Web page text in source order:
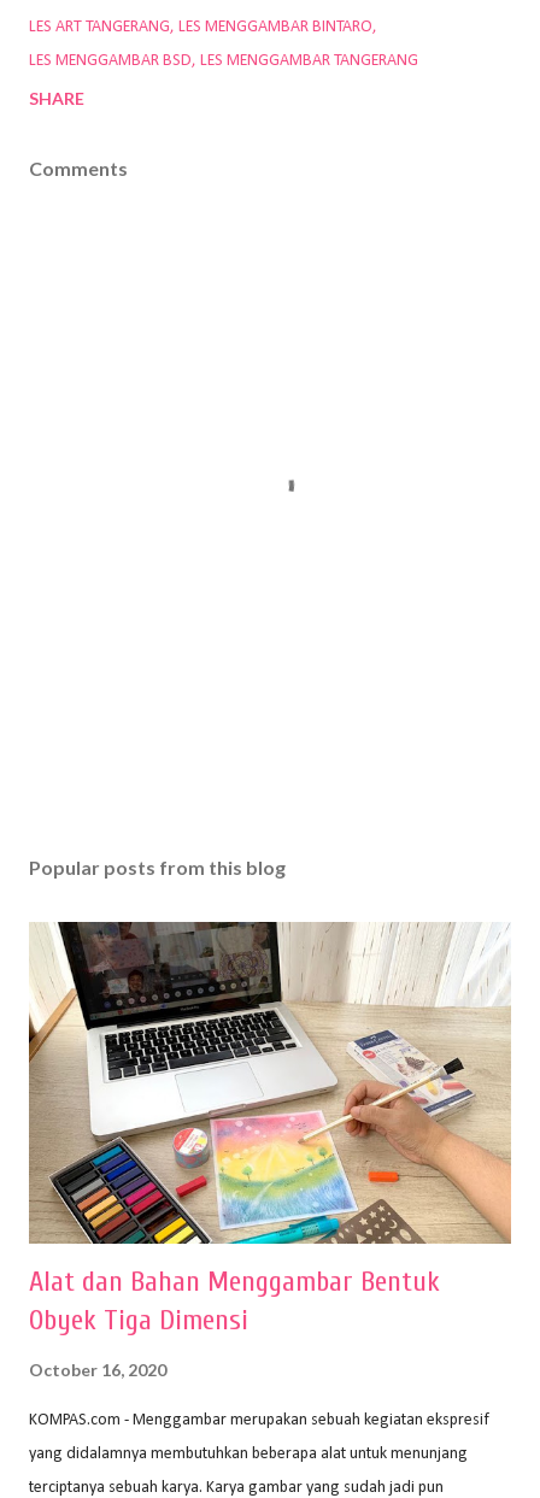
LES ART TANGERANG
LES MENGGAMBAR BINTARO
LES MENGGAMBAR BSD
LES MENGGAMBAR TANGERANG
SHARE
Comments
Popular posts from this blog
Alat dan Bahan Menggambar Bentuk
Obyek Tiga Dimensi
October 16, 2020
KOMPAS.com - Menggambar merupakan sebuah kegiatan ekspresif
yang didalamnya membutuhkan beberapa alat untuk menunjang
terciptanya sebuah karya. Karya gambar yang sudah jadi pun